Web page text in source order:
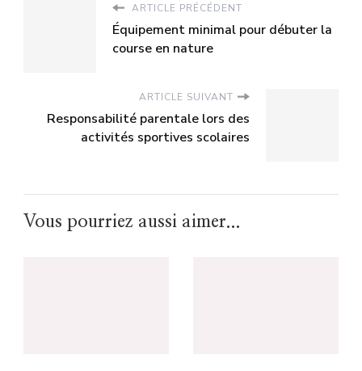
ARTICLE PRÉCÉDENT
Équipement minimal pour débuter la
course en nature
ARTICLE SUIVANT
Responsabilité parentale lors des
activités sportives scolaires
Vous pourriez aussi aimer...